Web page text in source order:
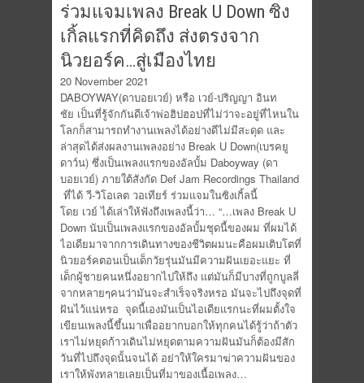
ร่วมแจมเพลง Break U Down ซิง
เกิ้ลแรกที่คิดถึง ส่งตรงจาก
นิวยอร์ค…สู่เมืองไทย
20 November 2021
DABOYWAY(ดาบอยเวย์) หรือ เวย์-ปริญญา อินท
ชัย เป็นที่รู้จักกันดีเจ้าพ่อฮิปฮอปที่ไม่ว่าจะอยู่ที่ไหนใน
โลกก็สามารถทำงานเพลงได้อย่างดีไม่มีสะดุด และ
ล่าสุดได้ส่งผลงานเพลงอย่าง Break U Down(เบรคยู
ดาว์น) ซึ่งเป็นเพลงแรกของอัลบั้ม Daboyway (ดา
บอยเวย์) ภายใต้สังกัด Def Jam Recordings Thailand
ที่ได้ วี-วิโอเลต วอเทียร์ ร่วมแจมในซิงเกิ้ลนี้
โดย เวย์ ได้เล่าให้ฟังถึงเพลงนี้ว่า… “…เพลง Break U
Down นับเป็นเพลงแรกของอัลบั้มชุดนี้ของผม ที่ผมได้
ไอเดียมาจากการเดินทางของชีวิตผมนะคือผมเติบโตที่
นิวยอร์คตอนเป็นเด็กวัยรุ่นมันมีความฝันเยอะแยะ ที่
เด็กผู้ชายคนหนึ่งอยากไปให้ถึง แต่มันก็มีบางที่ถูกบูลลี่
จากหลายๆคนว่ามันจะสำเร็จจริงหรอ มันจะไปถึงจุดที่
ฝันไว้แน่หรอ จุดนี้เองมันเป็นไอเดียแรกนะที่ผมตั้งใจ
เขียนเพลงนี้ขึ้นมาเพื่ออยากบอกให้ทุกคนได้รู้ว่าถ้าตัว
เราไม่หยุดก้าวเดินไม่หยุดตามความฝันมันก็ต้องมีสัก
วันที่ไปถึงจุดนั้นจนได้ อย่าให้ใครมาฆ่าความฝันของ
เราให้พังทลายเลยเป็นที่มาของเนื้อเพลง…